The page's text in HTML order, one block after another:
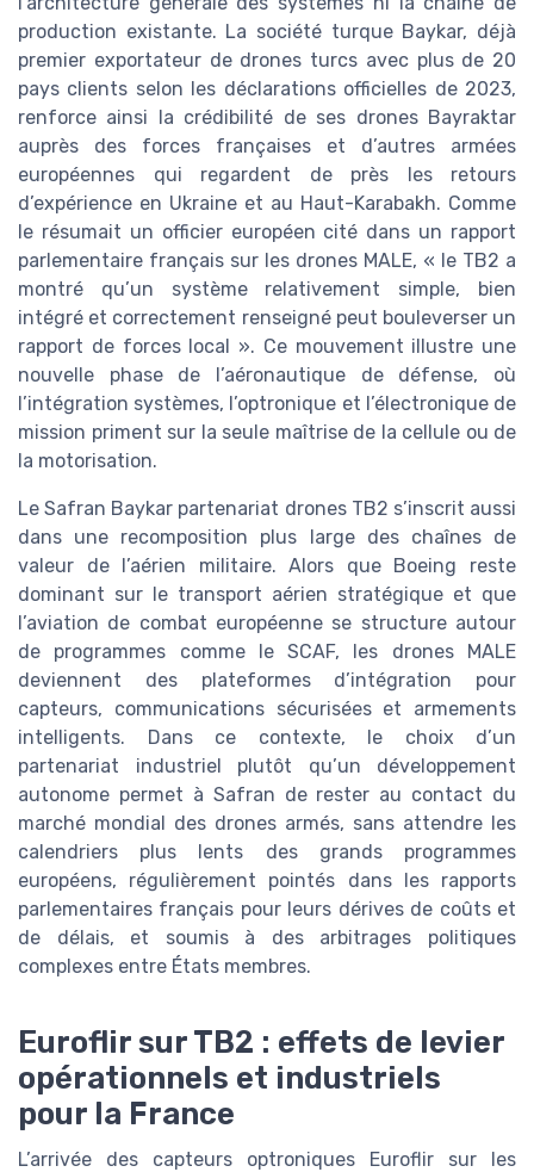
production existante. La société turque Baykar, déjà
premier exportateur de drones turcs avec plus de 20
pays clients selon les déclarations officielles de 2023,
renforce ainsi la crédibilité de ses drones Bayraktar
auprès des forces françaises et d’autres armées
européennes qui regardent de près les retours
d’expérience en Ukraine et au Haut-Karabakh. Comme
le résumait un officier européen cité dans un rapport
parlementaire français sur les drones MALE, « le TB2 a
montré qu’un système relativement simple, bien
intégré et correctement renseigné peut bouleverser un
rapport de forces local ». Ce mouvement illustre une
nouvelle phase de l’aéronautique de défense, où
l’intégration systèmes, l’optronique et l’électronique de
mission priment sur la seule maîtrise de la cellule ou de
la motorisation.
Le Safran Baykar partenariat drones TB2 s’inscrit aussi
dans une recomposition plus large des chaînes de
valeur de l’aérien militaire. Alors que Boeing reste
dominant sur le transport aérien stratégique et que
l’aviation de combat européenne se structure autour
de programmes comme le SCAF, les drones MALE
deviennent des plateformes d’intégration pour
capteurs, communications sécurisées et armements
intelligents. Dans ce contexte, le choix d’un
partenariat industriel plutôt qu’un développement
autonome permet à Safran de rester au contact du
marché mondial des drones armés, sans attendre les
calendriers plus lents des grands programmes
européens, régulièrement pointés dans les rapports
parlementaires français pour leurs dérives de coûts et
de délais, et soumis à des arbitrages politiques
complexes entre États membres.
Euroflir sur TB2 : effets de levier
opérationnels et industriels
pour la France
L’arrivée des capteurs optroniques Euroflir sur les